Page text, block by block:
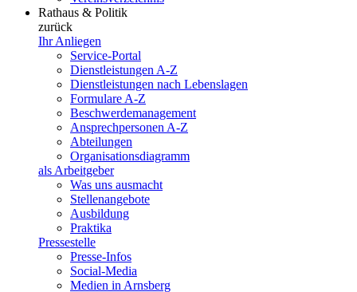
Rathaus & Politik
zurück
Ihr Anliegen
Service-Portal
Dienstleistungen A-Z
Dienstleistungen nach Lebenslagen
Formulare A-Z
Beschwerdemanagement
Ansprechpersonen A-Z
Abteilungen
Organisationsdiagramm
als Arbeitgeber
Was uns ausmacht
Stellenangebote
Ausbildung
Praktika
Pressestelle
Presse-Infos
Social-Media
Medien in Arnsberg